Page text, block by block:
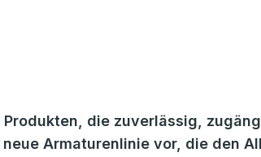
die zuverlässig,
Armaturenlinie vor, die den